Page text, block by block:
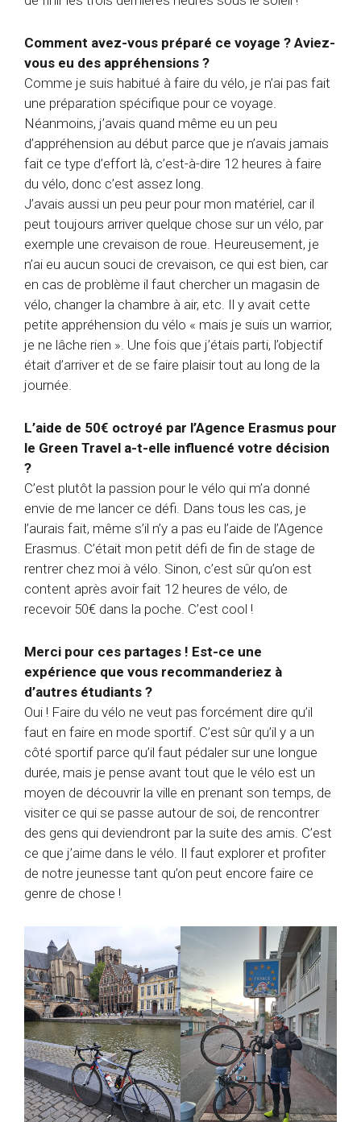
Comment avez-vous préparé ce voyage ? Aviez-
vous eu des appréhensions ?
Comme je suis habitué à faire du vélo, je n’ai pas fait
une préparation spécifique pour ce voyage.
Néanmoins, j’avais quand même eu un peu
d’appréhension au début parce que je n’avais jamais
fait ce type d’effort là, c’est-à-dire 12 heures à faire
du vélo, donc c’est assez long.
J’avais aussi un peu peur pour mon matériel, car il
peut toujours arriver quelque chose sur un vélo, par
exemple une crevaison de roue. Heureusement, je
n’ai eu aucun souci de crevaison, ce qui est bien, car
en cas de problème il faut chercher un magasin de
vélo, changer la chambre à air, etc. Il y avait cette
petite appréhension du vélo « mais je suis un warrior,
je ne lâche rien ». Une fois que j’étais parti, l’objectif
était d’arriver et de se faire plaisir tout au long de la
journée.
L’aide de 50€ octroyé par l’Agence Erasmus pour
le Green Travel a-t-elle influencé votre décision
?
C’est plutôt la passion pour le vélo qui m’a donné
envie de me lancer ce défi. Dans tous les cas, je
l’aurais fait, même s’il n’y a pas eu l’aide de l’Agence
Erasmus. C’était mon petit défi de fin de stage de
rentrer chez moi à vélo. Sinon, c’est sûr qu’on est
content après avoir fait 12 heures de vélo, de
recevoir 50€ dans la poche. C’est cool !
Merci pour ces partages ! Est-ce une
expérience que vous recommanderiez à
d’autres étudiants ?
Oui ! Faire du vélo ne veut pas forcément dire qu’il
faut en faire en mode sportif. C’est sûr qu’il y a un
côté sportif parce qu’il faut pédaler sur une longue
durée, mais je pense avant tout que le vélo est un
moyen de découvrir la ville en prenant son temps, de
visiter ce qui se passe autour de soi, de rencontrer
des gens qui deviendront par la suite des amis. C’est
ce que j’aime dans le vélo. Il faut explorer et profiter
de notre jeunesse tant qu’on peut encore faire ce
genre de chose !